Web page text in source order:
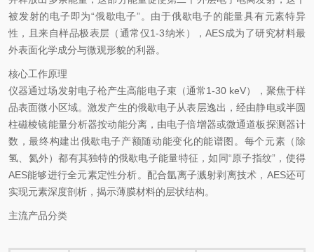
被发射的电子即为“俄歇电子”。由于俄歇电子的能量具有元素特异
性，且来自样品极表层（通常仅1-3纳米），AES成为了研究材料最
外表面化学成分与微观形貌的利器。
核心工作原理
仪器通过场发射电子枪产生高能电子束（通常1-30 keV），聚焦于样
品表面微小区域。激发产生的俄歇电子从表层逸出，经由静电或半圆
柱磁棱镜能量分析器按动能分离，由电子倍增器或微通道板探测器计
数，最终构建出俄歇电子产额随动能变化的能谱图。每个元素（除
氢、氦外）都有其独特的俄歇电子能量特征，如同“原子指纹”，使得
AES能够进行全元素定性分析。配合氩离子溅射剥离技术，AES还可
实现元素深度剖析，揭示薄膜材料的层状结构。
主流产品分类